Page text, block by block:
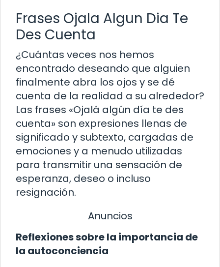
Frases Ojala Algun Dia Te
Des Cuenta
¿Cuántas veces nos hemos
encontrado deseando que alguien
finalmente abra los ojos y se dé
cuenta de la realidad a su alrededor?
Las frases «Ojalá algún día te des
cuenta» son expresiones llenas de
significado y subtexto, cargadas de
emociones y a menudo utilizadas
para transmitir una sensación de
esperanza, deseo o incluso
resignación.
Anuncios
Reflexiones sobre la importancia de
la autoconciencia